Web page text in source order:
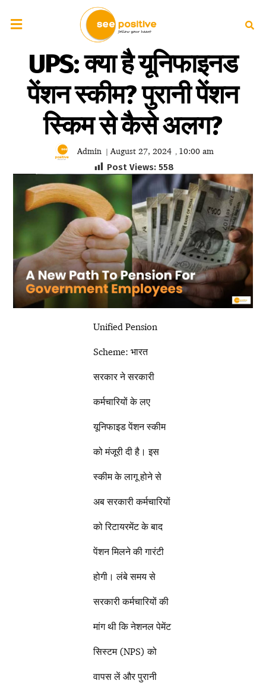
UPS: क्या है यूनिफाइनड
पेंशन स्कीम? पुरानी पेंशन
स्किम से कैसे अलग?
Admin | August 27, 2024 , 10:00 am
Post Views: 558
Unified Pension
Scheme: भारत
सरकार ने सरकारी
कर्मचारियों के लए
यूनिफाइड पेंशन स्कीम
को मंजूरी दी है। इस
स्कीम के लागू होने से
अब सरकारी कर्मचारियों
को रिटायरमेंट के बाद
पेंशन मिलने की गारंटी
होगी। लंबे समय से
सरकारी कर्मचारियों की
मांग थी कि नेशनल पेमेंट
सिस्टम (NPS) को
वापस लें और पुरानी